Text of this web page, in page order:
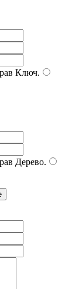
Ключ.
Дерево.